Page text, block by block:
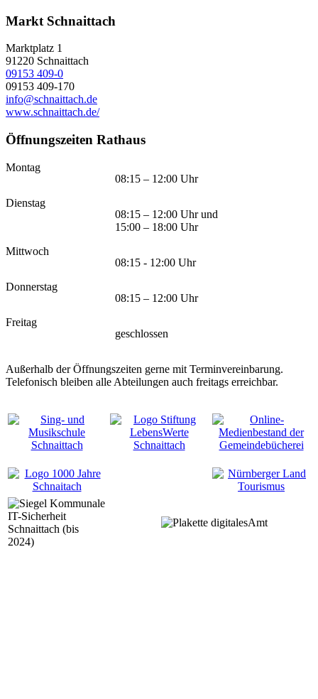
Markt Schnaittach
Marktplatz 1
91220 Schnaittach
09153 409-0
09153 409-170
info@schnaittach.de
www.schnaittach.de/
Öffnungszeiten Rathaus
Montag
08:15 – 12:00 Uhr
Dienstag
08:15 – 12:00 Uhr und
15:00 – 18:00 Uhr
Mittwoch
08:15 - 12:00 Uhr
Donnerstag
08:15 – 12:00 Uhr
Freitag
geschlossen
Außerhalb der Öffnungszeiten gerne mit Terminvereinbarung.
Telefonisch bleiben alle Abteilungen auch freitags erreichbar.